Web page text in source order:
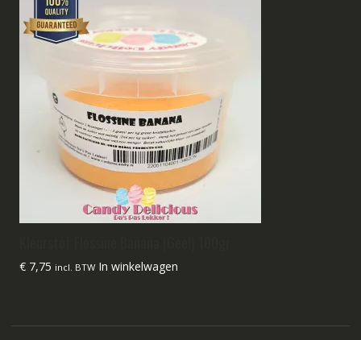
€7,75 incl. BTW In winkelwagen